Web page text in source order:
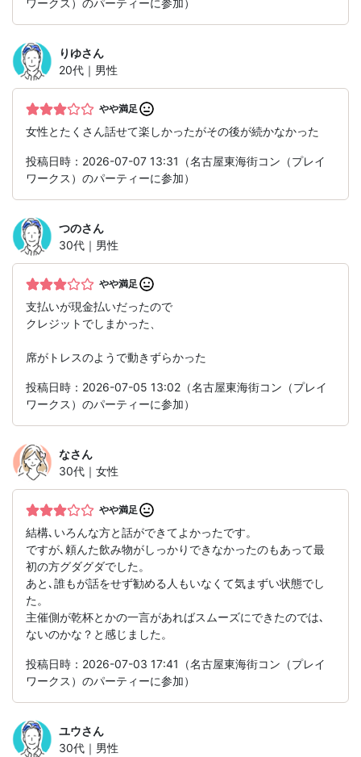
ワークス）のパーティーに参加）
りゆさん
20代｜男性
やや満足
女性とたくさん話せて楽しかったがその後が続かなかった
投稿日時：2026-07-07 13:31（名古屋東海街コン（プレイ
ワークス）のパーティーに参加）
つのさん
30代｜男性
やや満足
支払いが現金払いだったので
クレジットでしまかった、
席がトレスのようで動きずらかった
投稿日時：2026-07-05 13:02（名古屋東海街コン（プレイ
ワークス）のパーティーに参加）
なさん
30代｜女性
やや満足
結構､いろんな方と話ができてよかったです。
ですが､頼んた飲み物がしっかりできなかったのもあって最
初の方グダグダでした。
あと､誰もが話をせず勧める人もいなくて気まずい状態でし
た。
主催側が乾杯とかの一言があればスムーズにできたのでは､
ないのかな？と感じました。
投稿日時：2026-07-03 17:41（名古屋東海街コン（プレイ
ワークス）のパーティーに参加）
ユウさん
30代｜男性